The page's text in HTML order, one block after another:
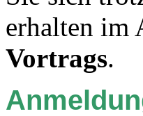
erhalten im
Vortrags.